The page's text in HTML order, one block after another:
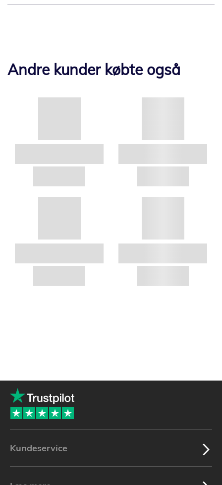
Andre kunder købte også
Kundeservice